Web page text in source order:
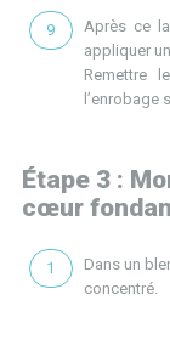
Après ce
appliquer
Remettre
l’enrobage
Étape 3 :
cœur
Dans un
concentré.